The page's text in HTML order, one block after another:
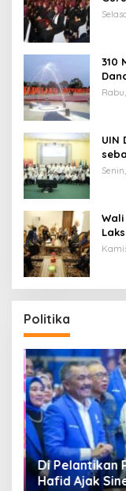
310
UIN
Politika
Di Pelantikan
Hafid Ajak